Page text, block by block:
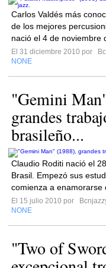
Carlos Valdés más
de los mejores
nació el 4 de noviembre
El 31 diciembre 2010 por
NONE
"Gemini
grandes
brasileño...
Claudio Roditi nació el
Brasil. Empezó sus
comienza a enamorarse
El 15 julio 2010 por
NONE
"Two of